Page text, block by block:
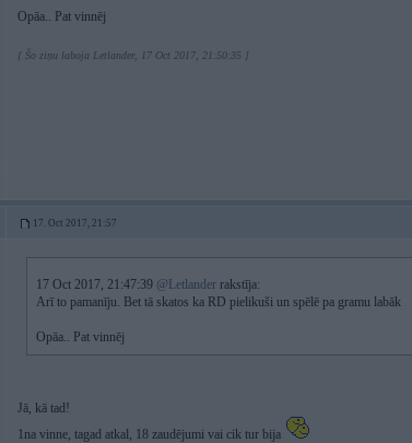
Opāa.. Pat vinnēj
[ Šo ziņu laboja Letlander, 17 Oct 2017, 21:50:35 ]
17. Oct 2017, 21:57
17 Oct 2017, 21:47:39 @Letlander rakstīja:
Arī to pamanīju. Bet tā skatos ka RD pielikuši un spēlē pa gramu labāk
Opāa.. Pat vinnēj
Jā, kā tad!
1na vinne, tagad atkal, 18 zaudējumi vai cik tur bija